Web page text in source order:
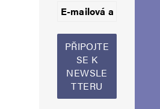
Alternative: